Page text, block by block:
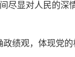
尽显对人民的深
绩观，体现党的